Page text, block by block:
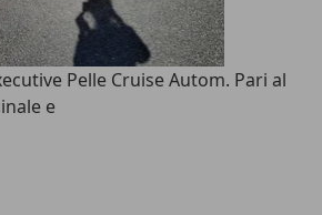
Pelle Cruise Autom. Pari al
e